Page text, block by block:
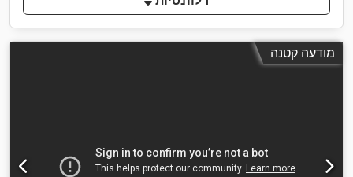
מודעה קטנה